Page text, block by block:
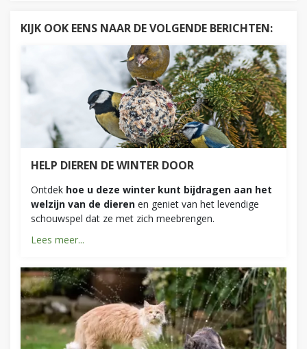
KIJK OOK EENS NAAR DE VOLGENDE BERICHTEN:
HELP DIEREN DE WINTER DOOR
Ontdek hoe u deze winter kunt bijdragen aan het
welzijn van de dieren en geniet van het levendige
schouwspel dat ze met zich meebrengen.
Lees meer...